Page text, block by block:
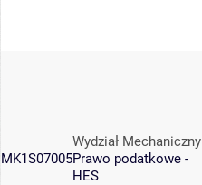
MK1S07005
Wydział Mechaniczny
Prawo podatkowe -
HES